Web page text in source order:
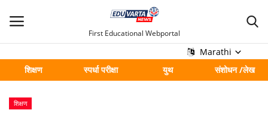
First Educational Webportal
Marathi
शिक्षण
स्पर्धा परीक्षा युथ संशोधन /लेख
मुख्य
Contact
शिक्षण